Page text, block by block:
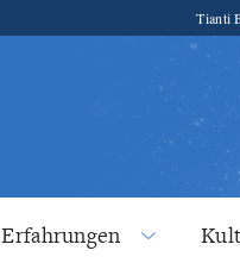
Tianti
Erfahrungen